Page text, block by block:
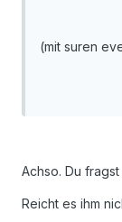
(mit suren
Achso. Du
Reicht es ihm